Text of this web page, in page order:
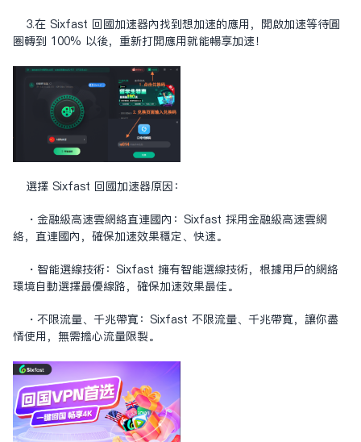
3.在 Sixfast 回國加速器內找到想加速的應用，開啟加速等待圓
圈轉到 100% 以後，重新打開應用就能暢享加速！
選擇 Sixfast 回國加速器原因：
・金融級高速雲網絡直連國內：Sixfast 採用金融級高速雲網
絡，直連國內，確保加速效果穩定、快速。
・智能選線技術：Sixfast 擁有智能選線技術，根據用戶的網絡
環境自動選擇最優線路，確保加速效果最佳。
・不限流量、千兆帶寬：Sixfast 不限流量、千兆帶寬，讓你盡
情使用，無需擔心流量限制。